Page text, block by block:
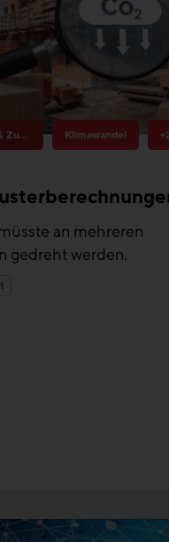
Forschung & Zukunftsthemen Klimawandel
an mehreren
gedreht werden.